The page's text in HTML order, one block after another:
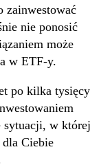
zainwestować
nie ponosić
może
w ETF-y.
po kilka tysięcy
sytuacji, w której
dla Ciebie